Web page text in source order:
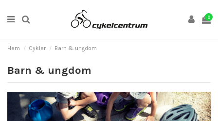
0
Hem Cyklar Barn & ungdom
Barn & ungdom